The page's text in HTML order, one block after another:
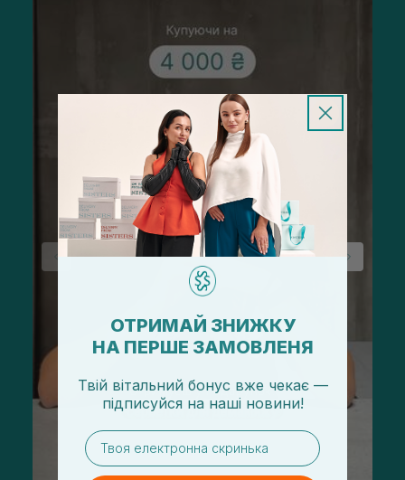
ОТРИМАЙ ЗНИЖКУ
НА ПЕРШЕ ЗАМОВЛЕНЯ
Твій вітальний бонус вже чекає —
підписуйся на наші новини!
email